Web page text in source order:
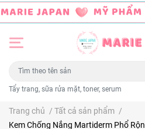
Tẩy trang, sữa rửa mặt, toner, serum
Trang chủ / Tất cả sản phẩm /
Kem Chống Nắng Martiderm Phổ